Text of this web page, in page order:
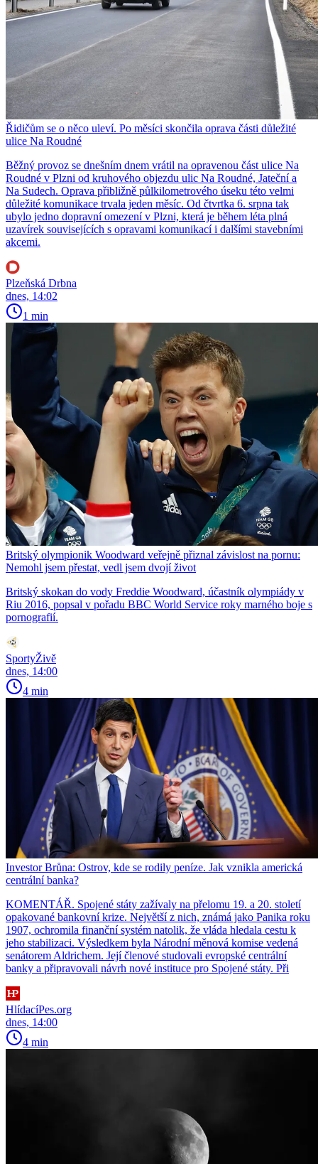
Řidičům se o něco uleví. Po měsíci skončila oprava části důležité
ulice Na Roudné
Běžný provoz se dnešním dnem vrátil na opravenou část ulice Na
Roudné v Plzni od kruhového objezdu ulic Na Roudné, Jateční a
Na Sudech. Oprava přibližně půlkilometrového úseku této velmi
důležité komunikace trvala jeden měsíc. Od čtvrtka 6. srpna tak
ubylo jedno dopravní omezení v Plzni, která je během léta plná
uzavírek souvisejících s opravami komunikací i dalšími stavebními
akcemi.
Plzeňská Drbna
dnes, 14:02
1 min
Britský olympionik Woodward veřejně přiznal závislost na pornu:
Nemohl jsem přestat, vedl jsem dvojí život
Britský skokan do vody Freddie Woodward, účastník olympiády v
Riu 2016, popsal v pořadu BBC World Service roky marného boje s
pornografií.
SportyŽivě
dnes, 14:00
4 min
Investor Brůna: Ostrov, kde se rodily peníze. Jak vznikla americká
centrální banka?
KOMENTÁŘ. Spojené státy zažívaly na přelomu 19. a 20. století
opakované bankovní krize. Největší z nich, známá jako Panika roku
1907, ochromila finanční systém natolik, že vláda hledala cestu k
jeho stabilizaci. Výsledkem byla Národní měnová komise vedená
senátorem Aldrichem. Její členové studovali evropské centrální
banky a připravovali návrh nové instituce pro Spojené státy. Při
HlídacíPes.org
dnes, 14:00
4 min